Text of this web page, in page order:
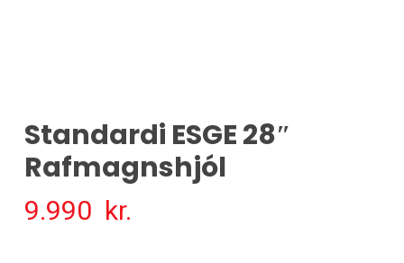
Standardi ESGE 28″
Rafmagnshjól
9.990 kr.